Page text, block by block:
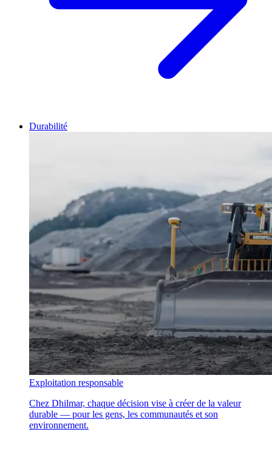
Durabilité
Exploitation responsable
Chez Dhilmar, chaque décision vise à créer de la valeur
durable — pour les gens, les communautés et son
environnement.